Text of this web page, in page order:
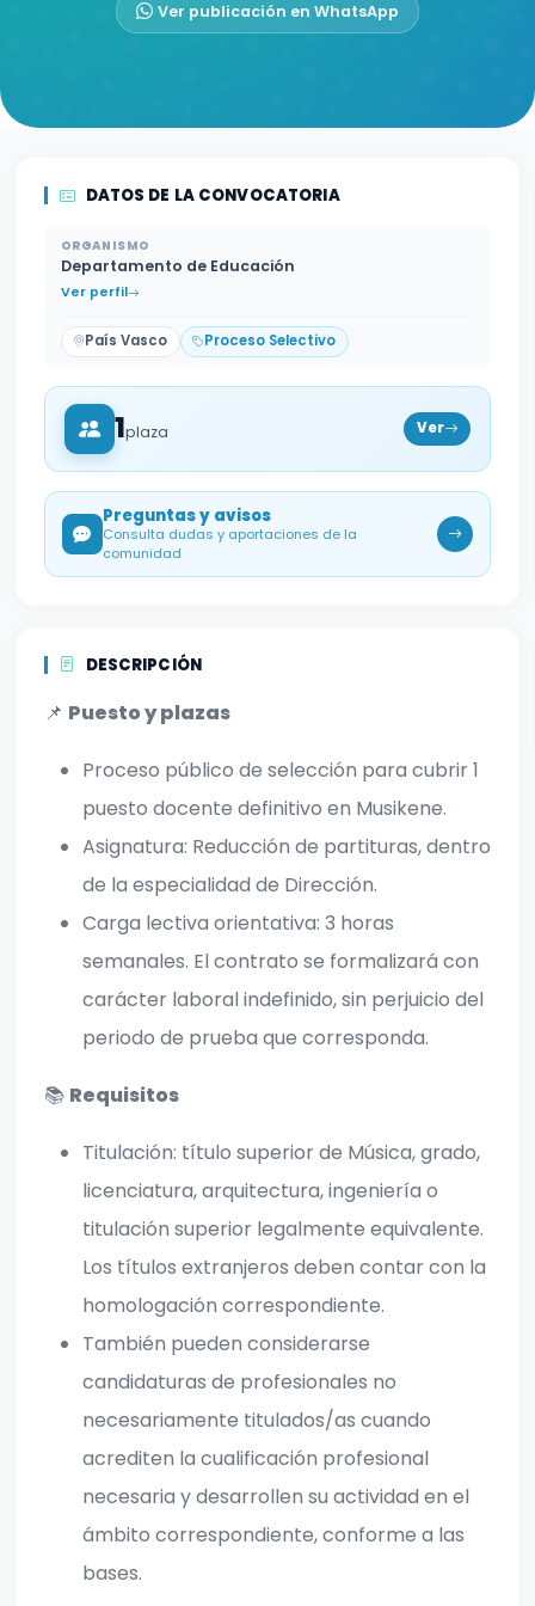
Ver publicación en WhatsApp
DATOS DE LA CONVOCATORIA
ORGANISMO
Departamento de Educación
Ver perfil
País Vasco Proceso Selectivo
1plaza Ver
Preguntas y avisos
Consulta dudas y aportaciones de la
comunidad
DESCRIPCIÓN
📌 Puesto y plazas
Proceso público de selección para cubrir 1
puesto docente definitivo en Musikene.
Asignatura: Reducción de partituras, dentro
de la especialidad de Dirección.
Carga lectiva orientativa: 3 horas
semanales. El contrato se formalizará con
carácter laboral indefinido, sin perjuicio del
periodo de prueba que corresponda.
📚 Requisitos
Titulación: título superior de Música, grado,
licenciatura, arquitectura, ingeniería o
titulación superior legalmente equivalente.
Los títulos extranjeros deben contar con la
homologación correspondiente.
También pueden considerarse
candidaturas de profesionales no
necesariamente titulados/as cuando
acrediten la cualificación profesional
necesaria y desarrollen su actividad en el
ámbito correspondiente, conforme a las
bases.